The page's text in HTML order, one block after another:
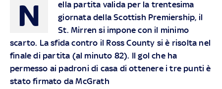
N
ella partita valida per la trentesima
giornata della Scottish Premiership, il
St. Mirren si impone con il minimo
scarto. La sfida contro il Ross County si è risolta nel
finale di partita (al minuto 82). Il gol che ha
permesso ai padroni di casa di ottenere i tre punti è
stato firmato da McGrath